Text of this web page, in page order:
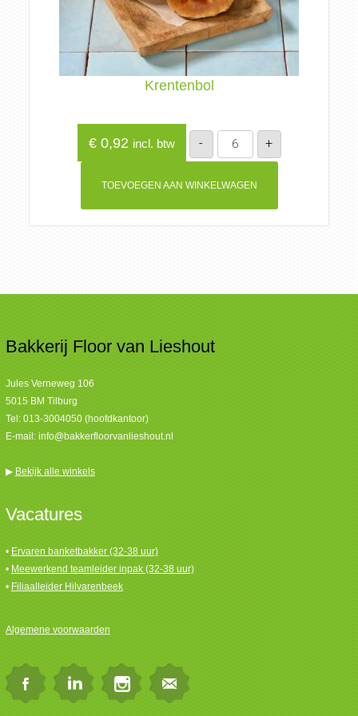
Krentenbol
€0,92 incl. btw -
Krentenbol
aantal
+
TOEVOEGEN AAN WINKELWAGEN
Bakkerij Floor van Lieshout
Jules Verneweg 106
5015 BM Tilburg
Tel: 013-3004050 (hoofdkantoor)
E-mail: info@bakkerfloorvanlieshout.nl
▶ Bekijk alle winkels
Vacatures
• Ervaren banketbakker (32-38 uur)
• Meewerkend teamleider inpak (32-38 uur)
• Filiaalleider Hilvarenbeek
Algemene voorwaarden